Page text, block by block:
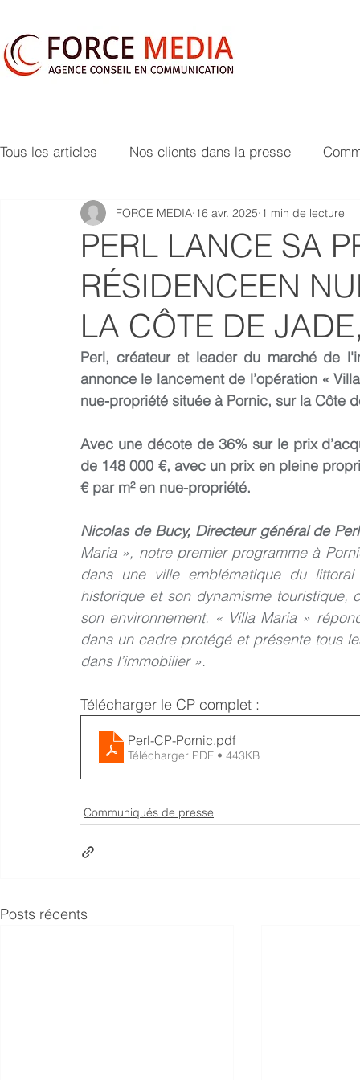
Tous les articles Nos clients dans la presse
PERL LANCE SA
RÉSIDENCEEN
LA CÔTE DE
FORCE MEDIA 16 avr. 2025 1 min de lecture
Perl, créateur et leader du marché de
annonce le lancement de l’opération «
nue-propriété située à Pornic, sur la Côte
Avec une décote de 36% sur le prix
de 148 000 €, avec un prix en pleine
€ par m² en nue-propriété.
Nicolas de Bucy, Directeur général de
Maria », notre premier programme à
dans une ville emblématique du
historique et son dynamisme touristique,
son environnement. « Villa Maria »
dans un cadre protégé et présente tous
dans l’immobilier ».
Télécharger le CP complet :
Perl-CP-Pornic.pdf
Télécharger PDF • 443KB
Communiqués de presse
Posts récents